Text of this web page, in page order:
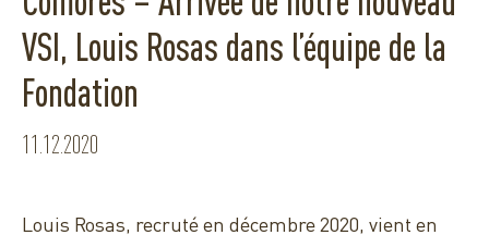
VSI, Louis Rosas dans l’équipe de la
Fondation
11.12.2020
Louis Rosas, recruté en décembre 2020, vient en